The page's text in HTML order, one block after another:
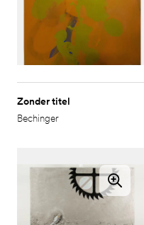
Zonder titel
Bechinger